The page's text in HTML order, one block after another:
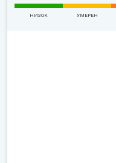
НИЗОК УМЕРЕН